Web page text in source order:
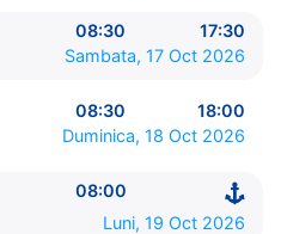
08:00 - 16:00
08:30 - 19:00
- 18:00
08:30
17:30
Sambata, 17 Oct 2026
08:30
18:00
Duminica, 18 Oct 2026
08:00
Luni, 19 Oct 2026